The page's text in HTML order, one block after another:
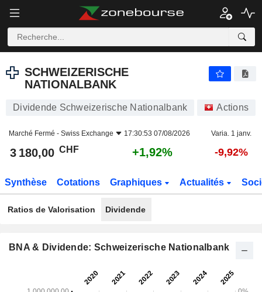
SCHWEIZERISCHE
NATIONALBANK
Dividende Schweizerische Nationalbank Actions
Marché Fermé - Swiss Exchange 17:30:53 07/08/2026 Varia. 1 janv.
3 180,00 CHF +1,92% -9,92%
Synthèse Cotations Graphiques Actualités
Ratios de Valorisation Dividende
BNA & Dividende: Schweizerische Nationalbank